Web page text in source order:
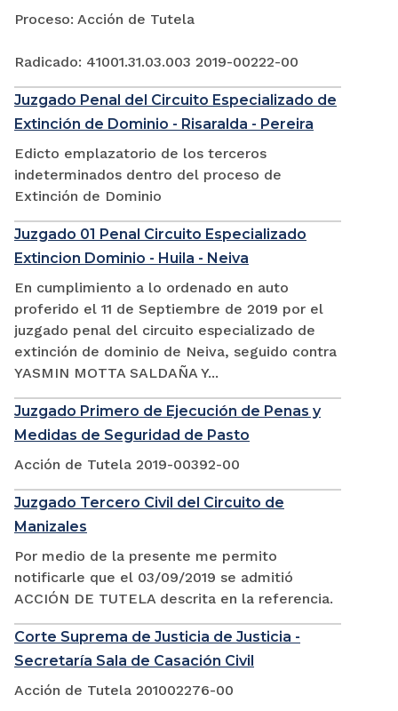
Proceso: Acción de Tutela
Radicado: 41001.31.03.003 2019-00222-00
Juzgado Penal del Circuito Especializado de
Extinción de Dominio - Risaralda - Pereira
Edicto emplazatorio de los terceros
indeterminados dentro del proceso de
Extinción de Dominio
Juzgado 01 Penal Circuito Especializado
Extincion Dominio - Huila - Neiva
En cumplimiento a lo ordenado en auto
proferido el 11 de Septiembre de 2019 por el
juzgado penal del circuito especializado de
extinción de dominio de Neiva, seguido contra
YASMIN MOTTA SALDAÑA Y...
Juzgado Primero de Ejecución de Penas y
Medidas de Seguridad de Pasto
Acción de Tutela 2019-00392-00
Juzgado Tercero Civil del Circuito de
Manizales
Por medio de la presente me permito
notificarle que el 03/09/2019 se admitió
ACCIÓN DE TUTELA descrita en la referencia.
Corte Suprema de Justicia de Justicia -
Secretaría Sala de Casación Civil
Acción de Tutela 201002276-00